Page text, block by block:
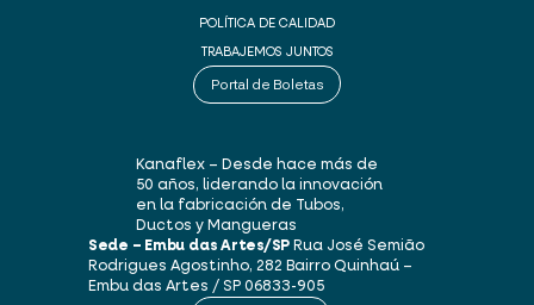
POLÍTICA DE CALIDAD
TRABAJEMOS JUNTOS
Portal de Boletas
Kanaflex – Desde hace más de
50 años, liderando la innovación
en la fabricación de Tubos,
Ductos y Mangueras
Sede – Embu das Artes/SP Rua José Semião
Rodrigues Agostinho, 282 Bairro Quinhaú –
Embu das Artes / SP06833-905